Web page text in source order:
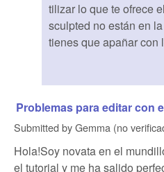
tilizar lo que te ofrece
sculpted no están en
tienes que apañar con
Problemas para editar con
Submitted byGemma (no
Hola!Soy novata en el
el tutorial y me ha salido